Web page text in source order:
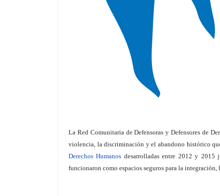
La Red Comunitaria de Defensoras y Defensores de
violencia, la discriminación y el abandono histórico
Derechos Humanos desarrolladas entre 2012 y
funcionaron como espacios seguros para la